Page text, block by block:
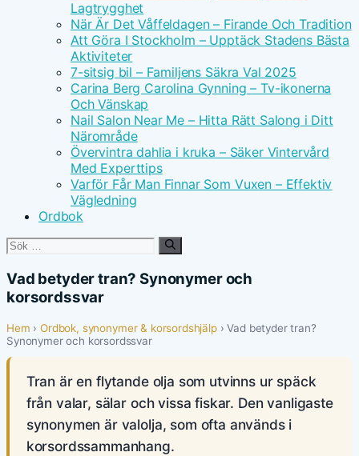
Lagtrygghet
När Är Det Våffeldagen – Firande Och Tradition
Att Göra I Stockholm – Upptäck Stadens Bästa
Aktiviteter
7-sitsig bil – Familjens Säkra Val 2025
Carina Berg Carolina Gynning – Tv-ikonerna
Och Vänskap
Nail Salon Near Me – Hitta Rätt Salong i Ditt
Närområde
Övervintra dahlia i kruka – Säker Vintervård
Med Experttips
Varför Får Man Finnar Som Vuxen – Effektiv
Vägledning
Ordbok
Sök
Vad betyder tran? Synonymer och
korsordssvar
Hem ›Ordbok, synonymer & korsordshjälp› Vad betyder tran?
Synonymer och korsordssvar
Tran är en flytande olja som utvinns ur späck
från valar, sälar och vissa fiskar. Den vanligaste
synonymen är valolja, som ofta används i
korsordssammanhang.